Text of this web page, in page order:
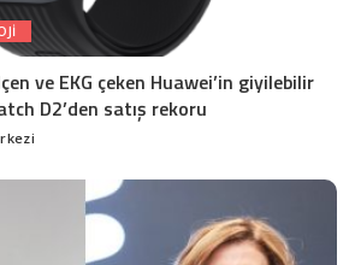
ve EKG çeken Huawei’in giyilebilir
D2’den satış rekoru